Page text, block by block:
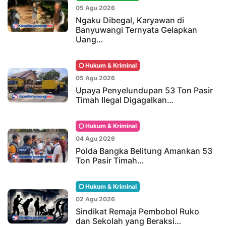
05 Agu 2026
Ngaku Dibegal, Karyawan di
Banyuwangi Ternyata Gelapkan
Uang…
Hukum & Kriminal
05 Agu 2026
Upaya Penyelundupan 53 Ton Pasir
Timah Ilegal Digagalkan…
Hukum & Kriminal
04 Agu 2026
Polda Bangka Belitung Amankan 53
Ton Pasir Timah…
Hukum & Kriminal
02 Agu 2026
Sindikat Remaja Pembobol Ruko
dan Sekolah yang Beraksi…